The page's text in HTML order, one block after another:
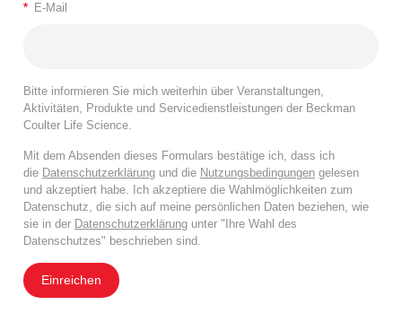
* E-Mail
Bitte informieren Sie mich weiterhin über Veranstaltungen,
Aktivitäten, Produkte und Servicedienstleistungen der Beckman
Coulter Life Science.
Mit dem Absenden dieses Formulars bestätige ich, dass ich
die Datenschutzerklärung und die Nutzungsbedingungen gelesen
und akzeptiert habe. Ich akzeptiere die Wahlmöglichkeiten zum
Datenschutz, die sich auf meine persönlichen Daten beziehen, wie
sie in der Datenschutzerklärung unter "Ihre Wahl des
Datenschutzes" beschrieben sind.
Einreichen